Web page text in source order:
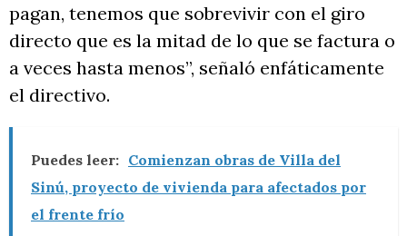
pagan, tenemos que sobrevivir con el giro
directo que es la mitad de lo que se factura o
a veces hasta menos”, señaló enfáticamente
el directivo.
Puedes leer: Comienzan obras de Villa del
Sinú, proyecto de vivienda para afectados por
el frente frío